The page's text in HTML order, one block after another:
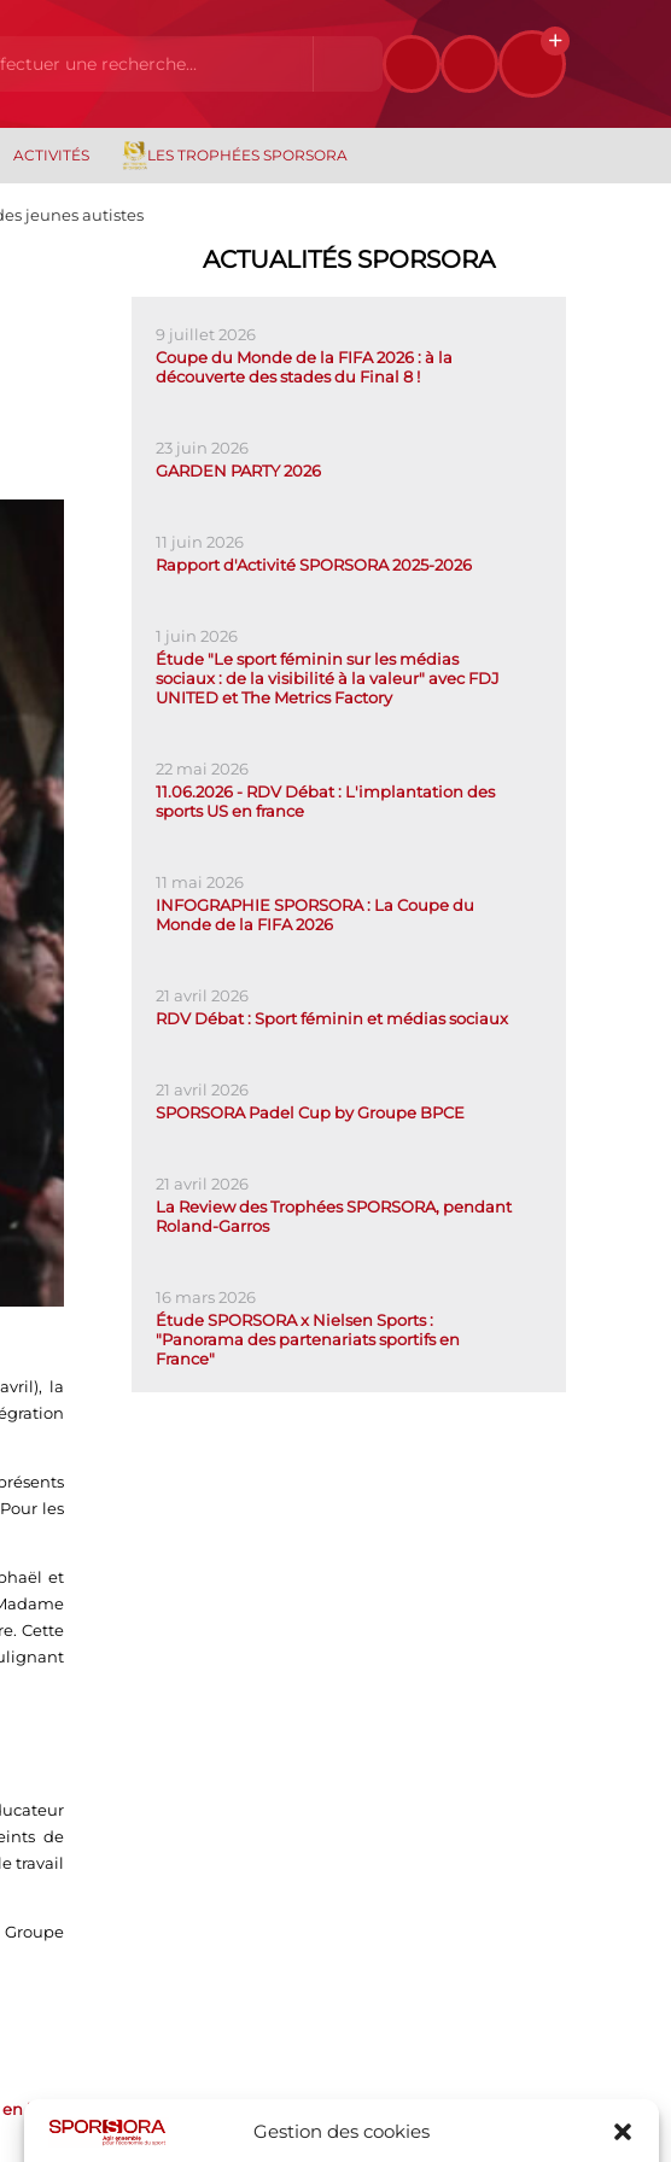
Gestion des cookies
ACTIVITÉS LES TROPHÉES SPORSORA
jeunes autistes
la
les
et
Cette
de
travail
haut
ACTUALITÉS SPORSORA
9 juillet 2026
Coupe du Monde de la FIFA 2026 : à la
découverte des stades du Final 8 !
23 juin 2026
GARDEN PARTY 2026
11 juin 2026
Rapport d'Activité SPORSORA 2025-2026
1 juin 2026
Étude "Le sport féminin sur les médias
sociaux : de la visibilité à la valeur" avec FDJ
UNITED et The Metrics Factory
22 mai 2026
11.06.2026 - RDV Débat : L'implantation des
sports US en france
11 mai 2026
INFOGRAPHIE SPORSORA : La Coupe du
Monde de la FIFA 2026
21 avril 2026
RDV Débat : Sport féminin et médias sociaux
21 avril 2026
SPORSORA Padel Cup by Groupe BPCE
21 avril 2026
La Review des Trophées SPORSORA, pendant
Roland-Garros
16 mars 2026
Étude SPORSORA x Nielsen Sports :
"Panorama des partenariats sportifs en
France"